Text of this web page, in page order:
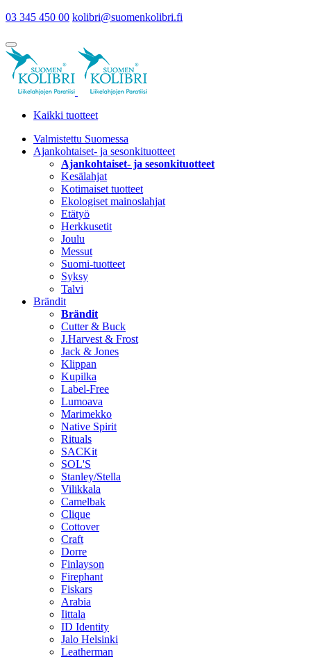
03 345 450 00 kolibri@suomenkolibri.fi
Kaikki tuotteet
Valmistettu Suomessa
Ajankohtaiset- ja sesonkituotteet
Ajankohtaiset- ja sesonkituotteet
Kesälahjat
Kotimaiset tuotteet
Ekologiset mainoslahjat
Etätyö
Herkkusetit
Joulu
Messut
Suomi-tuotteet
Syksy
Talvi
Brändit
Brändit
Cutter & Buck
J.Harvest & Frost
Jack & Jones
Klippan
Kupilka
Label-Free
Lumoava
Marimekko
Native Spirit
Rituals
SACKit
SOL'S
Stanley/Stella
Vilikkala
Camelbak
Clique
Cottover
Craft
Dorre
Finlayson
Firephant
Fiskars
Arabia
Iittala
ID Identity
Jalo Helsinki
Leatherman